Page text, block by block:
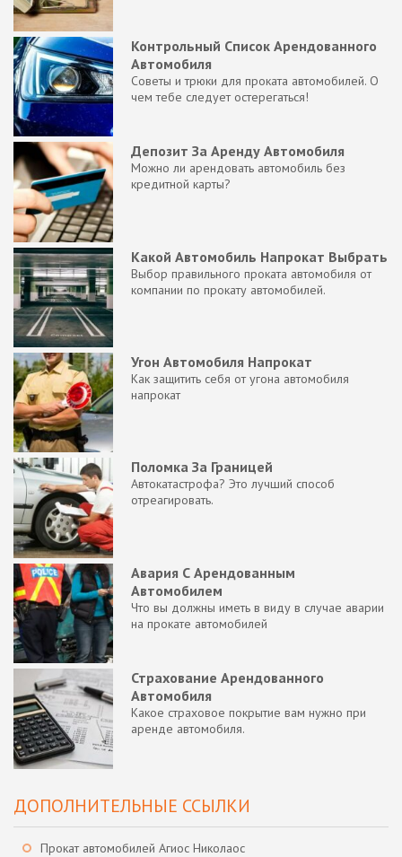
Контрольный Список Арендованного
Автомобиля
Советы и трюки для проката автомобилей. О
чем тебе следует остерегаться!
Депозит За Аренду Автомобиля
Можно ли арендовать автомобиль без
кредитной карты?
Какой Автомобиль Напрокат Выбрать
Выбор правильного проката автомобиля от
компании по прокату автомобилей.
Угон Автомобиля Напрокат
Как защитить себя от угона автомобиля
напрокат
Поломка За Границей
Автокатастрофа? Это лучший способ
отреагировать.
Авария С Арендованным
Автомобилем
Что вы должны иметь в виду в случае аварии
на прокате автомобилей
Страхование Арендованного
Автомобиля
Какое страховое покрытие вам нужно при
аренде автомобиля.
ДОПОЛНИТЕЛЬНЫЕ ССЫЛКИ
Прокат автомобилей Агиос Николаос